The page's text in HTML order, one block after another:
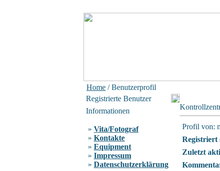
Home / Benutzerprofil
Registrierte Benutzer
Informationen
» Vita/Fotograf
» Kontakte
» Equipment
» Impressum
» Datenschutzerklärung
Profil von:
Registriert
Zuletzt